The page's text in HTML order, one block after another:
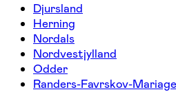
Djursland
Herning
Nordals
Nordvestjylland
Odder
Randers-Favrskov-